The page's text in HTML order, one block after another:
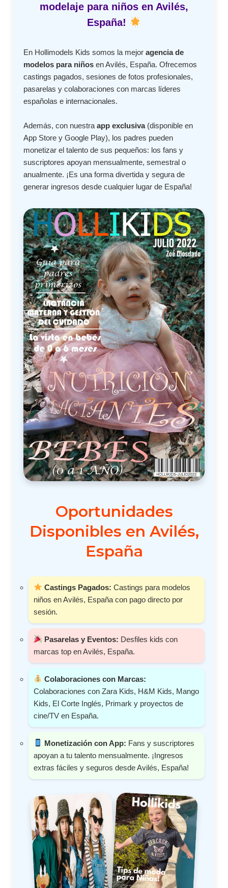
modelaje para niños en Avilés,
España!
En Hollimodels Kids somos la mejoragencia de
modelos para niños en Avilés, España. Ofrecemos
castings pagados, sesiones de fotos profesionales,
pasarelas y colaboraciones con marcas líderes
españolas e internacionales.
Además, con nuestraapp exclusiva(disponible en
App Store y Google Play), los padres pueden
monetizar el talento de sus pequeños: los fans y
suscriptores apoyan mensualmente, semestral o
anualmente. ¡Es una forma divertida y segura de
generar ingresos desde cualquier lugar de España!
Oportunidades
Disponibles en Avilés,
España
Castings Pagados: Castings para modelos
niños en Avilés, España con pago directo por
sesión.
Pasarelas y Eventos: Desfiles kids con
marcas top en Avilés, España.
Colaboraciones con Marcas:
Colaboraciones con Zara Kids, H&M Kids, Mango
Kids, El Corte Inglés, Primark y proyectos de
cine/TV en España.
Monetización con App: Fans y suscriptores
apoyan a tu talento mensualmente. ¡Ingresos
extras fáciles y seguros desde Avilés, España!